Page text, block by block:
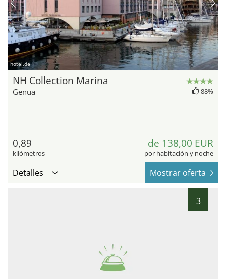
hotel.de
NH Collection Marina
Genua 88%
0,89
kilómetros
de 138,00 EUR
por habitación y noche
Detalles Mostrar oferta
3